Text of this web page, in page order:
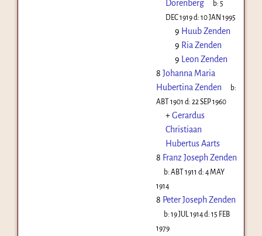
Dörenberg b: 5
DEC 1919d: 10 JAN 1995
9 Huub Zenden
9 Ria Zenden
9 Leon Zenden
8 Johanna Maria
Hubertina Zenden
b:
ABT 1901 d: 22 SEP 1960
+Gerardus
Christiaan
Hubertus Aarts
8 Franz Joseph Zenden
b:ABT 1911 d:4 MAY
1914
8 Peter Joseph Zenden
b:19 JUL 1914d:15 FEB
1979